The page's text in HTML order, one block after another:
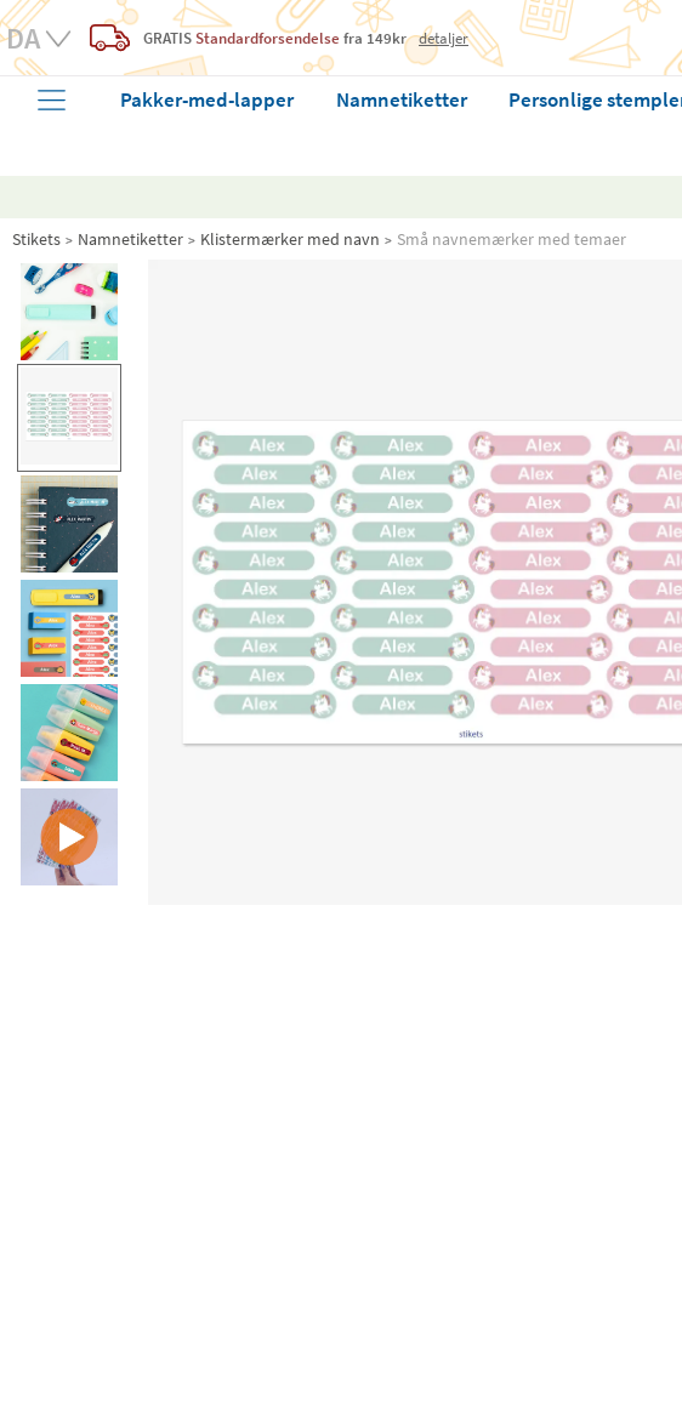
GRATIS Standardforsendelse fra 149kr detaljer
Pakker-med-lapper Namnetiketter Personlige
Stikets Namnetiketter Klistermærker med navn Små navnemærker med temaer